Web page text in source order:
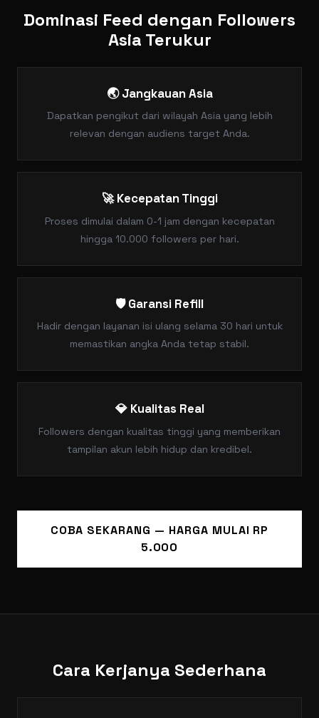
Dominasi Feed dengan Followers
Asia Terukur
🌏 Jangkauan Asia
Dapatkan pengikut dari wilayah Asia yang lebih
relevan dengan audiens target Anda.
🚀 Kecepatan Tinggi
Proses dimulai dalam 0-1 jam dengan kecepatan
hingga 10.000 followers per hari.
🛡️ Garansi Refill
Hadir dengan layanan isi ulang selama 30 hari untuk
memastikan angka Anda tetap stabil.
💎 Kualitas Real
Followers dengan kualitas tinggi yang memberikan
tampilan akun lebih hidup dan kredibel.
COBA SEKARANG — HARGA MULAI RP
5.000
Cara Kerjanya Sederhana